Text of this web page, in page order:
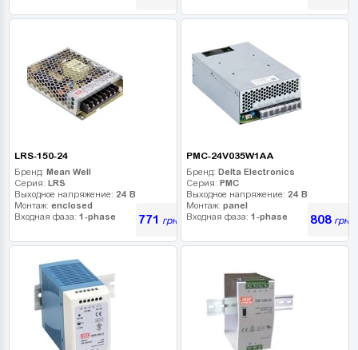
LRS-150-24
Бренд: Mean Well
Серия: LRS
Выходное напряжение: 24 В
Монтаж: enclosed
Входная фаза: 1-phase 771 грн
PMC-24V035W1AA
Бренд: Delta Electronics
Серия: PMC
Выходное напряжение: 24 В
Монтаж: panel
Входная фаза: 1-phase 808грн